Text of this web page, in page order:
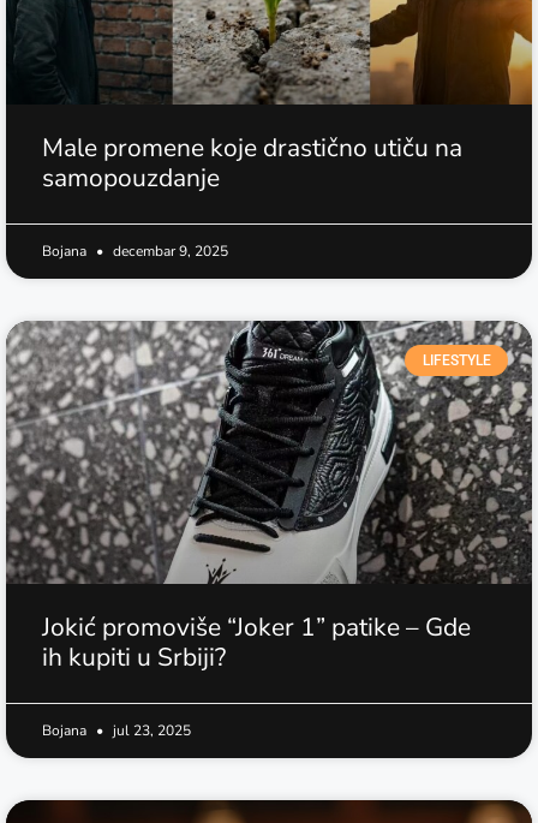
Male promene koje drastično utiču na
samopouzdanje
Bojana decembar 9, 2025
LIFESTYLE
Jokić promoviše “Joker 1” patike – Gde
ih kupiti u Srbiji?
Bojana jul 23, 2025